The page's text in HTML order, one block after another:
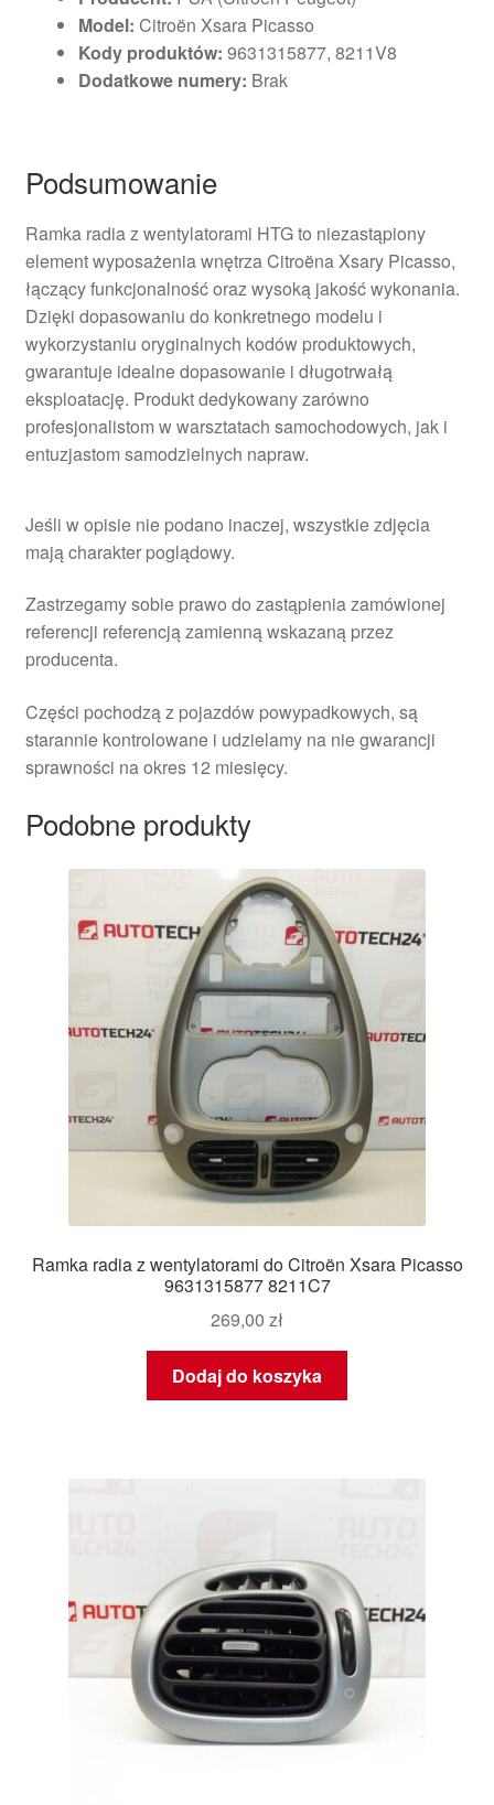
Model: Citroën Xsara Picasso
Kody produktów: 9631315877, 8211V8
Dodatkowe numery: Brak
Podsumowanie
Ramka radia z wentylatorami HTG to niezastąpiony
element wyposażenia wnętrza Citroëna Xsary Picasso,
łączący funkcjonalność oraz wysoką jakość wykonania.
Dzięki dopasowaniu do konkretnego modelu i
wykorzystaniu oryginalnych kodów produktowych,
gwarantuje idealne dopasowanie i długotrwałą
eksploatację. Produkt dedykowany zarówno
profesjonalistom w warsztatach samochodowych, jak i
entuzjastom samodzielnych napraw.
Jeśli w opisie nie podano inaczej, wszystkie zdjęcia
mają charakter poglądowy.
Zastrzegamy sobie prawo do zastąpienia zamówionej
referencji referencją zamienną wskazaną przez
producenta.
Części pochodzą z pojazdów powypadkowych, są
starannie kontrolowane i udzielamy na nie gwarancji
sprawności na okres 12 miesięcy.
Podobne produkty
Ramka radia z wentylatorami do Citroën Xsara Picasso
9631315877 8211C7
269,00 zł
Dodaj do koszyka